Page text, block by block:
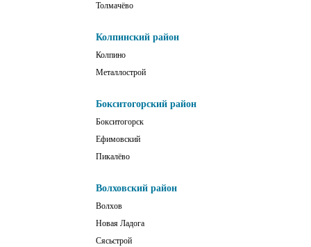
Толмачёво
Колпинский район
Колпино
Металлострой
Бокситогорский район
Бокситогорск
Ефимовский
Пикалёво
Волховский район
Волхов
Новая Ладога
Сясьстрой